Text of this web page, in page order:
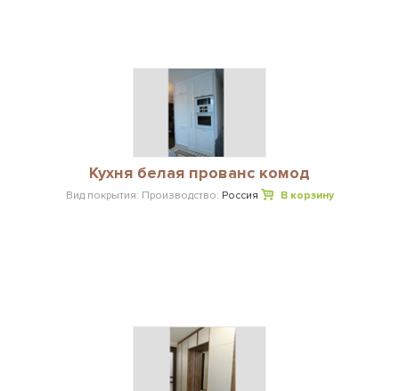
Кухня белая прованс комод
Вид покрытия: Производство: Россия В корзину